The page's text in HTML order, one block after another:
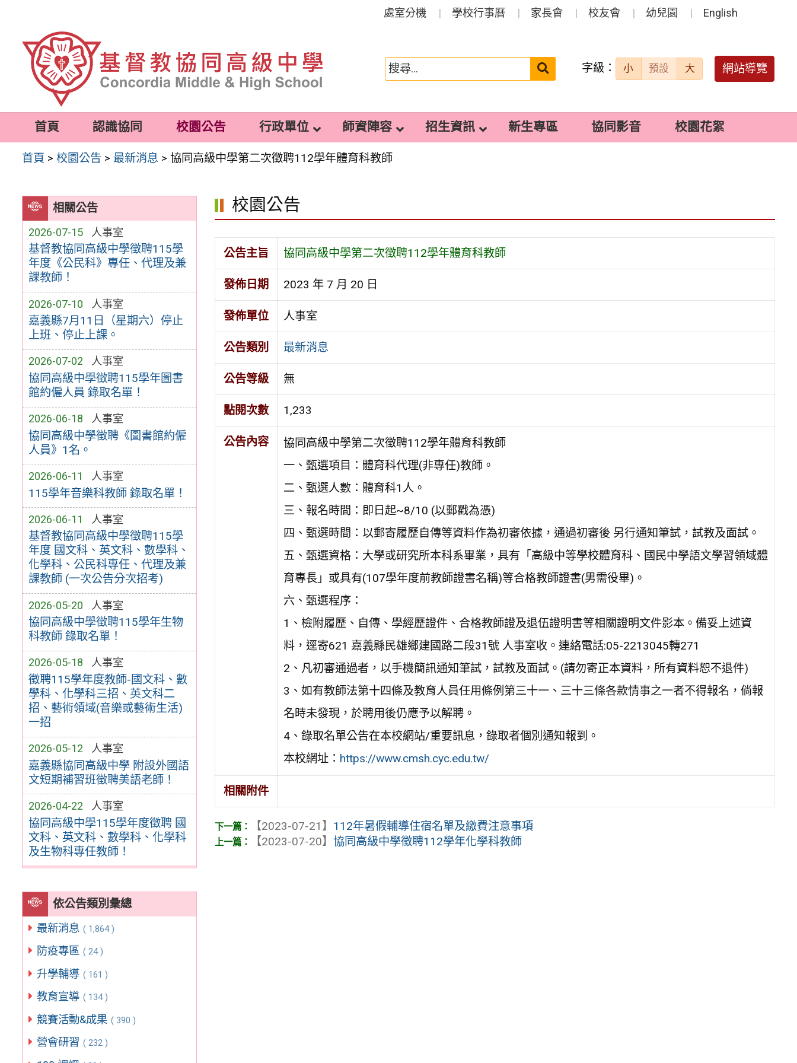
容
處室分機 學校行事曆 家長會 校友會 幼兒園 English
搜
送出 字級： 小 預設 大 網站導覽
首頁 認識協同 校園公告 行政單位 師資陣容 招生資訊 新生專區 協同影音 校園花絮
首頁 >校園公告 > 最新消息 >協同高級中學第二次徵聘112學年體育科教師
相關公告
2026-07-15 人事室
基督教協同高級中學徵聘115學
年度《公民科》專任、代理及兼
課教師！
2026-07-10 人事室
嘉義縣7月11日（星期六）停止
上班、停止上課。
2026-07-02 人事室
協同高級中學徵聘115學年圖書
館約僱人員 錄取名單！
2026-06-18 人事室
協同高級中學徵聘《圖書館約僱
人員》1名。
2026-06-11 人事室
115學年音樂科教師 錄取名單！
2026-06-11 人事室
基督教協同高級中學徵聘115學
年度 國文科、英文科、數學科、
化學科、公民科專任、代理及兼
課教師 (一次公告分次招考)
2026-05-20 人事室
協同高級中學徵聘115學年生物
科教師 錄取名單！
2026-05-18 人事室
徵聘115學年度教師-國文科、數
學科、化學科三招、英文科二
招、藝術領域(音樂或藝術生活)
一招
2026-05-12 人事室
嘉義縣協同高級中學 附設外國語
文短期補習班徵聘美語老師！
2026-04-22 人事室
協同高級中學115學年度徵聘 國
文科、英文科、數學科、化學科
及生物科專任教師！
依公告類別彙總
最新消息 ( 1,864 )
防疫專區 ( 24 )
升學輔導 ( 161 )
教育宣導 ( 134 )
競賽活動&成果 ( 390 )
營會研習 ( 232 )
校園公告
公告主旨 協同高級中學第二次徵聘112學年體育科教師
發佈日期 2023 年 7 月 20 日
發佈單位 人事室
公告類別 最新消息
公告等級 無
點閱次數 1,233
公告內容
協同高級中學第二次徵聘112學年體育科教師
一、甄選項目：體育科代理(非專任)教師。
二、甄選人數：體育科1人。
三、報名時間：即日起~8/10 (以郵戳為憑)
四、甄選時間：以郵寄履歷自傳等資料作為初審依據，通過初審後 另行通知筆試，試教及面試。
五、甄選資格：大學或研究所本科系畢業，具有「高級中等學校體育科、國民中學語文學習領域體
育專長」或具有(107學年度前教師證書名稱)等合格教師證書(男需役畢)。
六、甄選程序：
1、檢附履歷、自傳、學經歷證件、合格教師證及退伍證明書等相關證明文件影本。備妥上述資
料，逕寄621 嘉義縣民雄鄉建國路二段31號 人事室收。連絡電話:05-2213045轉271
2、凡初審通過者，以手機簡訊通知筆試，試教及面試。(請勿寄正本資料，所有資料恕不退件)
3、如有教師法第十四條及教育人員任用條例第三十一、三十三條各款情事之一者不得報名，倘報
名時未發現，於聘用後仍應予以解聘。
4、錄取名單公告在本校網站/重要訊息，錄取者個別通知報到。
本校網址： https://www.cmsh.cyc.edu.tw/
相關附件
【2023-07-21】 112年暑假輔導住宿名單及繳費注意事項
【2023-07-20】協同高級中學徵聘112學年化學科教師